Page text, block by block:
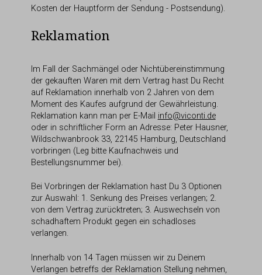
Kosten der Hauptform der Sendung - Postsendung).
Reklamation
Im Fall der Sachmängel oder Nichtübereinstimmung
der gekauften Waren mit dem Vertrag hast Du Recht
auf Reklamation innerhalb von 2 Jahren von dem
Moment des Kaufes aufgrund der Gewährleistung.
Reklamation kann man per E-Mail info@viconti.de
oder in schriftlicher Form an Adresse: Peter Hausner,
Wildschwanbrook 33, 22145 Hamburg, Deutschland
vorbringen (Leg bitte Kaufnachweis und
Bestellungsnummer bei).
Bei Vorbringen der Reklamation hast Du 3 Optionen
zur Auswahl: 1. Senkung des Preises verlangen; 2.
von dem Vertrag zurücktreten; 3. Auswechseln von
schadhaftem Produkt gegen ein schadloses
verlangen.
Innerhalb von 14 Tagen müssen wir zu Deinem
Verlangen betreffs der Reklamation Stellung nehmen,